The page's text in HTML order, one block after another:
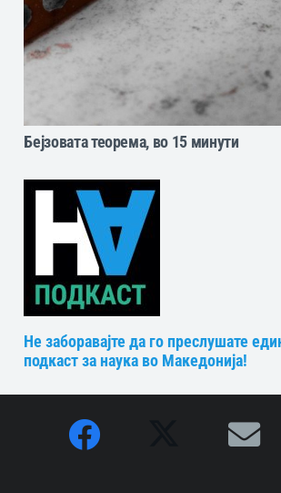
Бејзовата теорема, во 15 минути
Не заборавајте да го преслушате
подкаст за наука во Македонија!